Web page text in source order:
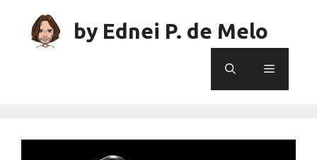
content
by Ednei P. de Melo
Menu